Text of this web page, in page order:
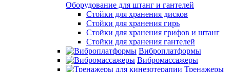
Оборудование для штанг и гантелей
Стойки для хранения дисков
Стойки для хранения гирь
Стойки для хранения грифов и штанг
Стойки для хранения гантелей
Виброплатформы
Вибромассажеры
Тренажеры